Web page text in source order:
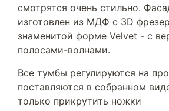
смотрятся очень стильно.
изготовлен из МДФ с 3D
знаменитой форме Velvet - с
полосами-волнами.
Все тумбы регулируются на
поставляются в собранном
только прикрутить ножки